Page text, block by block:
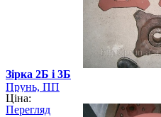
Зірка 2Б і 3Б
Прунь, ПП
Ціна:
Перегляд